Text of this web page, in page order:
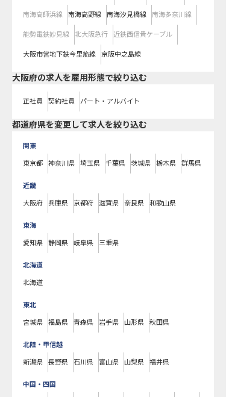
南海高師浜線 南海高野線 南海汐見橋線 南海多奈川線
能勢電鉄妙見線 北大阪急行 近鉄西信貴ケーブル
大阪市営地下鉄今里筋線 京阪中之島線
大阪府の求人を雇用形態で絞り込む
正社員 契約社員 パート・アルバイト
都道府県を変更して求人を絞り込む
関東
東京都 神奈川県 埼玉県 千葉県 茨城県 栃木県 群馬県
近畿
大阪府 兵庫県 京都府 滋賀県 奈良県 和歌山県
東海
愛知県 静岡県 岐阜県 三重県
北海道
北海道
東北
宮城県 福島県 青森県 岩手県 山形県 秋田県
北陸・甲信越
新潟県 長野県 石川県 富山県 山梨県 福井県
中国・四国